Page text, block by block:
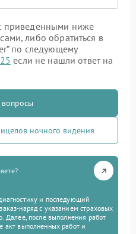
приведенными ниже
либо обратиться в
по следующему
если не нашли ответ на
ночного видения
и последующий
наряд с указанием страховых
Далее, после выполнения работ
акт выполненных работ и